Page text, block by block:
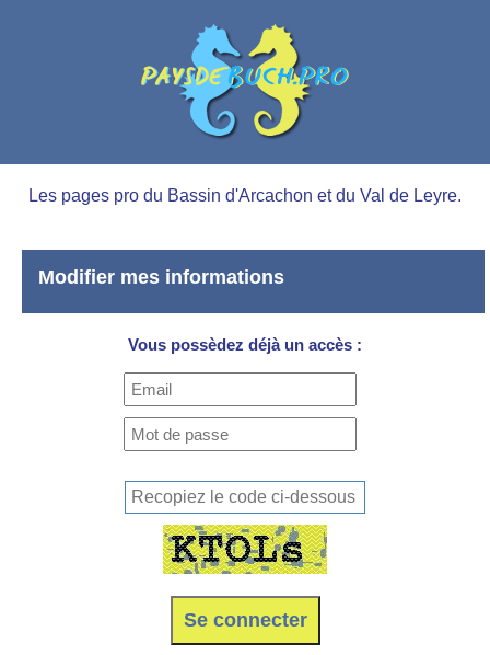
Les pages pro du Bassin d'Arcachon et du Val de Leyre.
Modifier mes informations
Vous possèdez déjà un accès :